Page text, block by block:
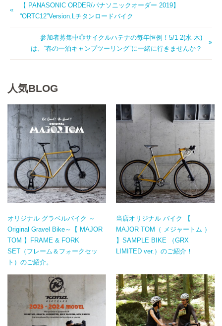
【 PANASONIC ORDER/パナソニックオーダー 2019】
“ORTC12”Version.Lチタンロードバイク
参加者募集中◎サイクルハテナの毎年恒例！5/1-2(水-木)
は、”春の一泊キャンプツーリング”に一緒に行きませんか？
人気BLOG
オリジナル グラベルバイク ～
Original Gravel Bike～【 MAJOR
TOM 】FRAME & FORK
SET（フレーム＆フォークセッ
ト）のご紹介。
当店オリジナル バイク 【
MAJOR TOM（ メジャートム ）
】SAMPLE BIKE （GRX
LIMITED ver.）のご紹介！